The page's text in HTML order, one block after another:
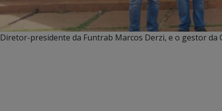
Diretor-presidente da Funtrab Marcos Derzi, e o gestor